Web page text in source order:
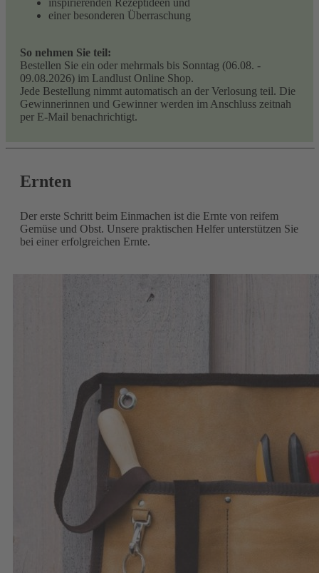
inspirierenden Rezeptideen und
einer besonderen Überraschung
So nehmen Sie teil:
Bestellen Sie ein oder mehrmals bis Sonntag (06.08. -
09.08.2026) im Landlust Online Shop.
Jede Bestellung nimmt automatisch an der Verlosung teil. Die
Gewinnerinnen und Gewinner werden im Anschluss zeitnah
per E-Mail benachrichtigt.
Ernten
Der erste Schritt beim Einmachen ist die Ernte von reifem
Gemüse und Obst. Unsere praktischen Helfer unterstützen Sie
bei einer erfolgreichen Ernte.